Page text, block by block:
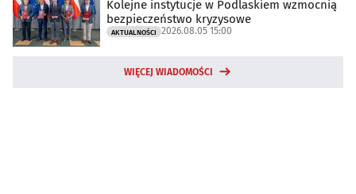
Kolejne instytucje w Podlaskiem wzmocnią
bezpieczeństwo kryzysowe
AKTUALNOŚCI 2026.08.05 15:00
WIĘCEJ WIADOMOŚCI